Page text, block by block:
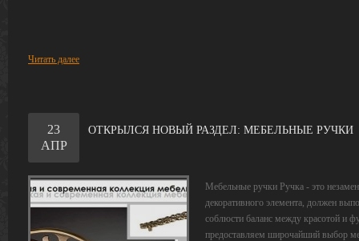
Читать далее
ОТКРЫЛСЯ НОВЫЙ РАЗДЕЛ: МЕБЕЛЬНЫЕ РУЧКИ
23
АПР
Мебельные ручки Ручка - это
декоративного элемента, должен
соблюсти баланс между красотой и
предоставляем широчайший выбор